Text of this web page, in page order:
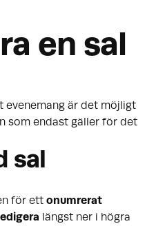
en sal
evenemang är det möjligt
som endast gäller för det
sal
för ett onumrerat
längst ner i högra